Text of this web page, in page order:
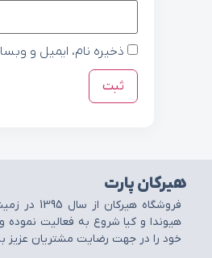
ذخیره نام، ایمیل و
هیرکان پارت
فروشگاه
هيوندا و کيا شروع به فعاليت
خود را در جهت رضايت مشتريان عزيز